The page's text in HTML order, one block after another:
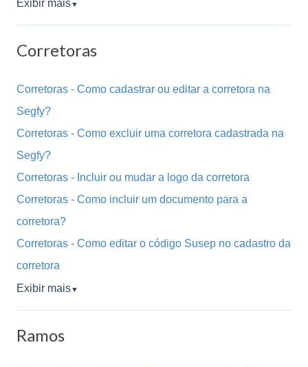
Exibir mais▼
Corretoras
Corretoras - Como cadastrar ou editar a corretora na
Segfy?
Corretoras - Como excluir uma corretora cadastrada na
Segfy?
Corretoras - Incluir ou mudar a logo da corretora
Corretoras - Como incluir um documento para a
corretora?
Corretoras - Como editar o código Susep no cadastro da
corretora
Exibir mais▼
Ramos